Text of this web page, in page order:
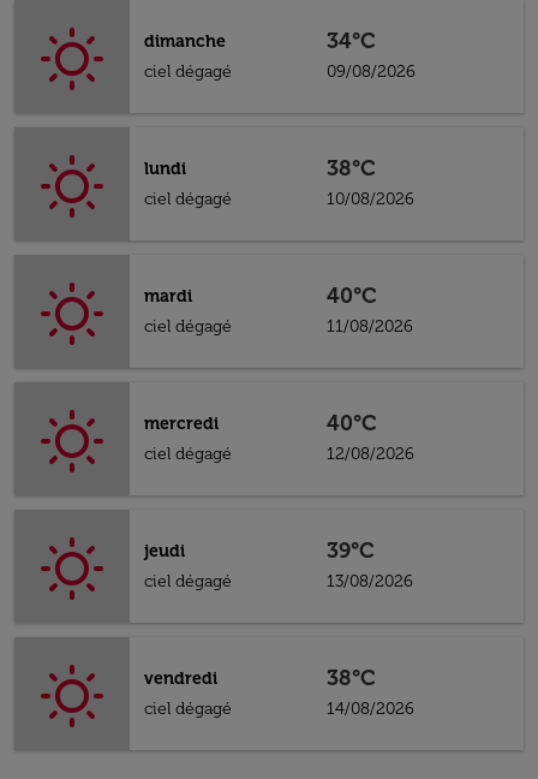
dimanche
ciel dégagé
34°C
09/08/2026
lundi
ciel dégagé
38°C
10/08/2026
mardi
ciel dégagé
40°C
11/08/2026
mercredi
ciel dégagé
40°C
12/08/2026
jeudi
ciel dégagé
39°C
13/08/2026
vendredi
ciel dégagé
38°C
14/08/2026